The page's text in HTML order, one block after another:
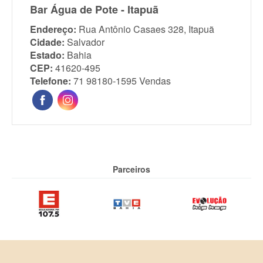
Bar Água de Pote - Itapuã
Endereço: Rua Antônio Casaes 328, Itapuã
Cidade: Salvador
Estado: Bahia
CEP: 41620-495
Telefone: 71 98180-1595 Vendas
Parceiros